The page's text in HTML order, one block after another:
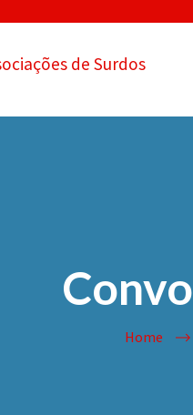
de Surdos
Home